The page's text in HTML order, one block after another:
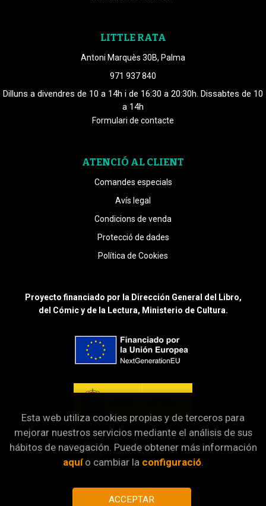
LITTLE RATA
Antoni Marquès 30B, Palma
971 937 840
Dilluns a divendres de 10 a 14h i de 16:30 a 20:30h. Dissabtes de 10
a 14h
Formulari de contacte
ATENCIÓ AL CLIENT
Comandes especials
Avís legal
Condicions de venda
Protecció de dades
Política de Cookies
Proyecto financiado por la Dirección General del Libro,
del Cómic y de la Lectura, Ministerio de Cultura.
Esta web utiliza cookies propias y de terceros para
mejorar nuestros servicios mediante el análisis de sus
hábitos de navegación. Puede obtener más información
aquío cambiar la configuració.
ACCEPTAR